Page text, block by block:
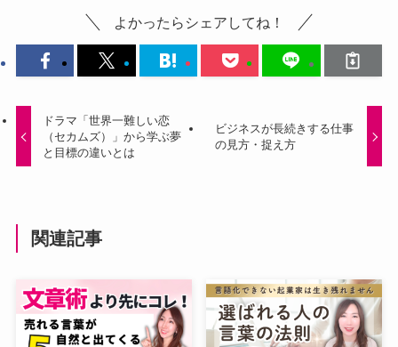
よかったらシェアしてね！
ドラマ「世界一難しい恋
（セカムズ）」から学ぶ夢
と目標の違いとは
ビジネスが長続きする仕事
の見方・捉え方
関連記事